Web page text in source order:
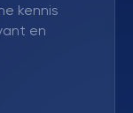
kennis
en